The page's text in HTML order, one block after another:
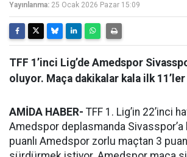
Yayınlanma: 25 Ocak 2026 Pazar 15:09
TFF 1’inci Lig’de Amedspor
oluyor. Maça dakikalar kala ilk
AMİDA HABER- TFF 1. Lig’in 22’inci
Amedspor deplasmanda Sivasspor’a
puanlı Amedspor zorlu maçtan 3